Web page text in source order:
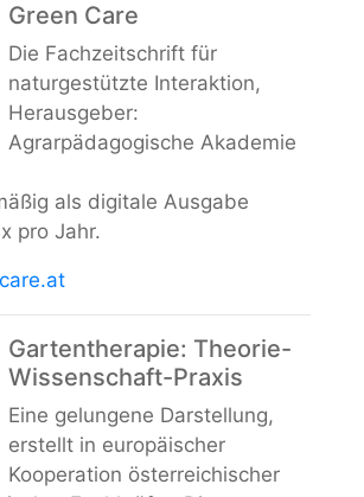
Green Care
Die Fachzeitschrift für
naturgestützte Interaktion,
Herausgeber:
Agrarpädagogische Akademie
als digitale Ausgabe
pro Jahr.
Gartentherapie: Theorie-
Wissenschaft-Praxis
Eine gelungene Darstellung,
erstellt in europäischer
Kooperation österreichischer